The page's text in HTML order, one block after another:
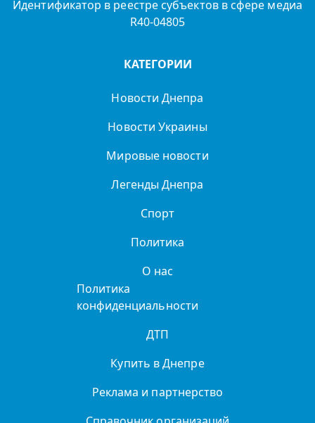
Идентификатор в реестре субъектов в сфере медиа
R40-04805
КАТЕГОРИИ
Новости Днепра
Новости Украины
Мировые новости
Легенды Днепра
Спорт
Политика
О нас
Политика
конфиденциальности
ДТП
Купить в Днепре
Реклама и партнерство